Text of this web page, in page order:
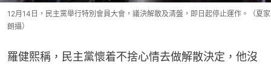
12月14日，民主黨舉行特別會員大會，議決解散及清盤，即日起停止運作。（夏家
朗攝）
羅健熙稱，民主黨懷着不捨心情去做解散決定，他沒